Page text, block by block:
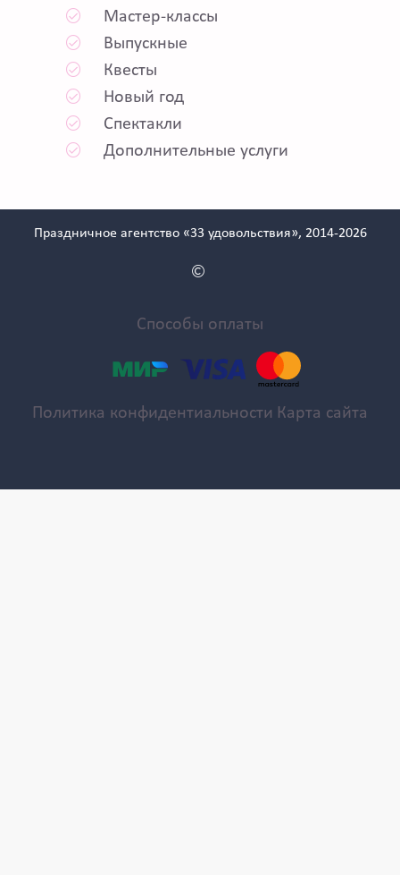
Мастер-классы
Выпускные
Квесты
Новый год
Спектакли
Дополнительные услуги
Праздничное агентство «33 удовольствия», 2014-2026
Способы оплаты
Политика конфидентиальности Карта сайта